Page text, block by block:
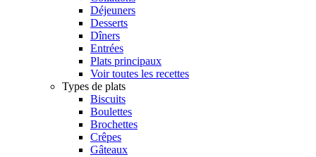
Déjeuners
Desserts
Dîners
Entrées
Plats principaux
Voir toutes les recettes
Types de plats
Biscuits
Boulettes
Brochettes
Crêpes
Gâteaux